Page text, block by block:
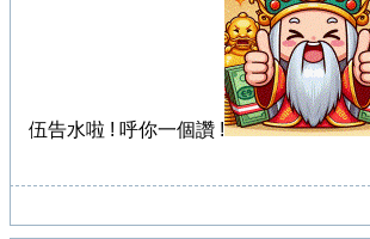
伍告水啦 ! 呼你一個讚 !